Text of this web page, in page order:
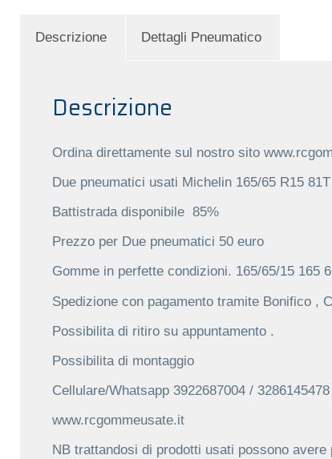
Descrizione Dettagli Pneumatico
Descrizione
Ordina direttamente sul nostro sito
Due pneumatici usati Michelin 165/65 R15 81T
Battistrada disponibile 85%
Prezzo per Due pneumatici 50 euro
Gomme in perfette condizioni. 165/65/15 165
Spedizione con pagamento tramite Bonifico ,
Possibilita di ritiro su appuntamento .
Possibilita di montaggio
Cellulare/Whatsapp 3922687004 /
www.rcgommeusate.it
NB trattandosi di prodotti usati possono